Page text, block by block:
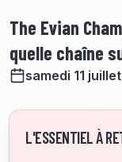
The Evian
quelle chaîne
samedi 11
L'ESSENTIEL À